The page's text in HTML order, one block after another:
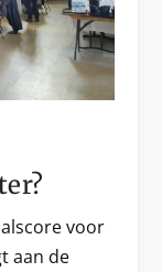
voor
aan de